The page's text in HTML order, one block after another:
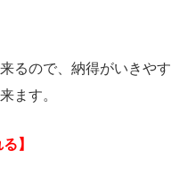
るので、納得がいきやす
ます。
】